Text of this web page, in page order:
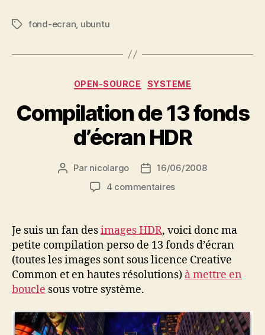
Étiquettes
fond-ecran, ubuntu
Catégories
OPEN-SOURCE SYSTEME
Compilation de 13 fonds
d’écran HDR
Auteur
l’article
Par nicolargo
Date
de
16/06/2008
4 commentairessur
13
fonds
d’écran
HDR
Je suis un fan desimages HDR, voici donc ma
petite compilation perso de 13 fonds d’écran
(toutes les images sont sous licence Creative
Common et en hautes résolutions) à mettre en
boucle sous votre système.